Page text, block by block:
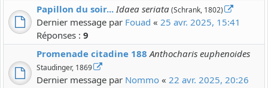
Papillon du soir... Idaea seriata(Schrank, 1802)
Dernier message par Fouad « 25 avr. 2025, 15:41
Réponses : 9
Promenade citadine 188 Anthocharis euphenoides
Staudinger, 1869
Dernier message par Nommo « 22 avr. 2025, 20:26